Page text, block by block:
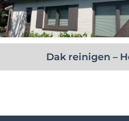
Bekijk
Dak reinigen –